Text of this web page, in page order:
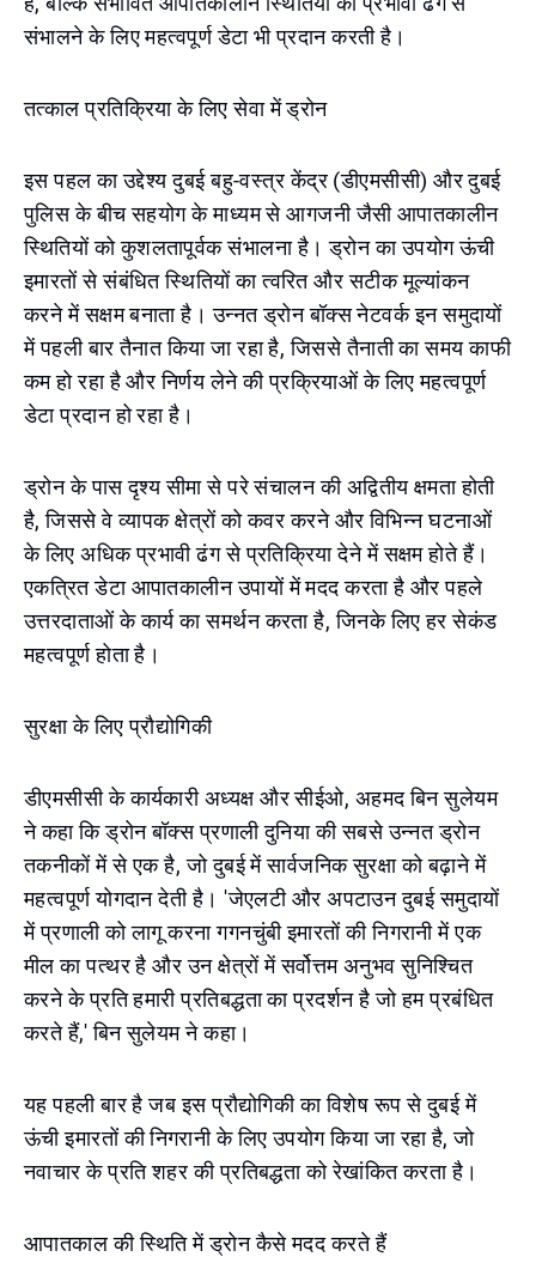
संभालने के लिए महत्वपूर्ण डेटा भी प्रदान करती है।
तत्काल प्रतिक्रिया के लिए सेवा में ड्रोन
इस पहल का उद्देश्य दुबई बहु-वस्त्र केंद्र (डीएमसीसी) और दुबई
पुलिस के बीच सहयोग के माध्यम से आगजनी जैसी आपातकालीन
स्थितियों को कुशलतापूर्वक संभालना है। ड्रोन का उपयोग ऊंची
इमारतों से संबंधित स्थितियों का त्वरित और सटीक मूल्यांकन
करने में सक्षम बनाता है। उन्नत ड्रोन बॉक्स नेटवर्क इन समुदायों
में पहली बार तैनात किया जा रहा है, जिससे तैनाती का समय काफी
कम हो रहा है और निर्णय लेने की प्रक्रियाओं के लिए महत्वपूर्ण
डेटा प्रदान हो रहा है।
ड्रोन के पास दृश्य सीमा से परे संचालन की अद्वितीय क्षमता होती
है, जिससे वे व्यापक क्षेत्रों को कवर करने और विभिन्न घटनाओं
के लिए अधिक प्रभावी ढंग से प्रतिक्रिया देने में सक्षम होते हैं।
एकत्रित डेटा आपातकालीन उपायों में मदद करता है और पहले
उत्तरदाताओं के कार्य का समर्थन करता है, जिनके लिए हर सेकंड
महत्वपूर्ण होता है।
सुरक्षा के लिए प्रौद्योगिकी
डीएमसीसी के कार्यकारी अध्यक्ष और सीईओ, अहमद बिन सुलेयम
ने कहा कि ड्रोन बॉक्स प्रणाली दुनिया की सबसे उन्नत ड्रोन
तकनीकों में से एक है, जो दुबई में सार्वजनिक सुरक्षा को बढ़ाने में
महत्वपूर्ण योगदान देती है। 'जेएलटी और अपटाउन दुबई समुदायों
में प्रणाली को लागू करना गगनचुंबी इमारतों की निगरानी में एक
मील का पत्थर है और उन क्षेत्रों में सर्वोत्तम अनुभव सुनिश्चित
करने के प्रति हमारी प्रतिबद्धता का प्रदर्शन है जो हम प्रबंधित
करते हैं,' बिन सुलेयम ने कहा।
यह पहली बार है जब इस प्रौद्योगिकी का विशेष रूप से दुबई में
ऊंची इमारतों की निगरानी के लिए उपयोग किया जा रहा है, जो
नवाचार के प्रति शहर की प्रतिबद्धता को रेखांकित करता है।
आपातकाल की स्थिति में ड्रोन कैसे मदद करते हैं